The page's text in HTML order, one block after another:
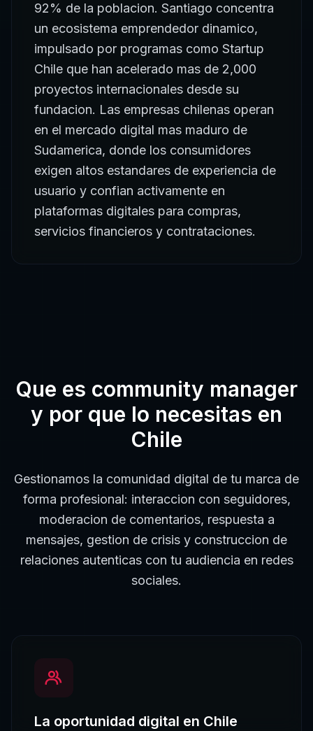
92% de la poblacion. Santiago concentra
un ecosistema emprendedor dinamico,
impulsado por programas como Startup
Chile que han acelerado mas de 2,000
proyectos internacionales desde su
fundacion. Las empresas chilenas operan
en el mercado digital mas maduro de
Sudamerica, donde los consumidores
exigen altos estandares de experiencia de
usuario y confian activamente en
plataformas digitales para compras,
servicios financieros y contrataciones.
Que es community manager
y por que lo necesitas en
Chile
Gestionamos la comunidad digital de tu marca de
forma profesional: interaccion con seguidores,
moderacion de comentarios, respuesta a
mensajes, gestion de crisis y construccion de
relaciones autenticas con tu audiencia en redes
sociales.
La oportunidad digital en Chile